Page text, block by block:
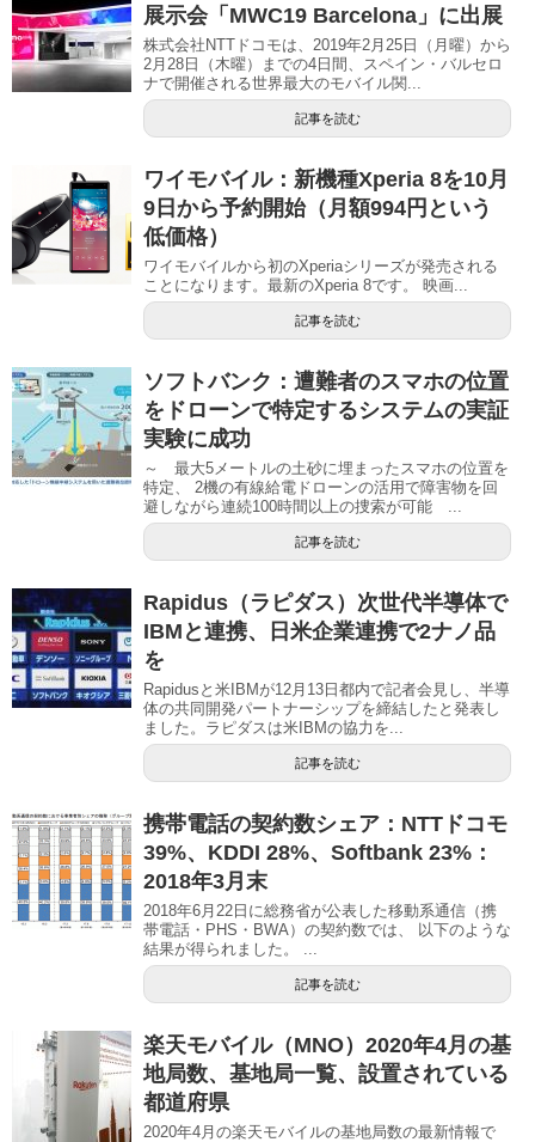
展示会「MWC19 Barcelona」に出展
株式会社NTTドコモは、2019年2月25日（月曜）から
2月28日（木曜）までの4日間、スペイン・バルセロ
ナで開催される世界最大のモバイル関...
記事を読む
ワイモバイル：新機種Xperia 8を10月
9日から予約開始（月額994円という
低価格）
ワイモバイルから初のXperiaシリーズが発売される
ことになります。最新のXperia 8です。 映画...
記事を読む
ソフトバンク：遭難者のスマホの位置
をドローンで特定するシステムの実証
実験に成功
～ 最大5メートルの土砂に埋まったスマホの位置を
特定、 2機の有線給電ドローンの活用で障害物を回
避しながら連続100時間以上の捜索が可能 ...
記事を読む
Rapidus（ラピダス）次世代半導体で
IBMと連携、日米企業連携で2ナノ品
を
Rapidusと米IBMが12月13日都内で記者会見し、半導
体の共同開発パートナーシップを締結したと発表し
ました。ラピダスは米IBMの協力を...
記事を読む
携帯電話の契約数シェア：NTTドコモ
39%、KDDI 28%、Softbank 23%：
2018年3月末
2018年6月22日に総務省が公表した移動系通信（携
帯電話・PHS・BWA）の契約数では、 以下のような
結果が得られました。 ...
記事を読む
楽天モバイル（MNO）2020年4月の基
地局数、基地局一覧、設置されている
都道府県
2020年4月の楽天モバイルの基地局数の最新情報で